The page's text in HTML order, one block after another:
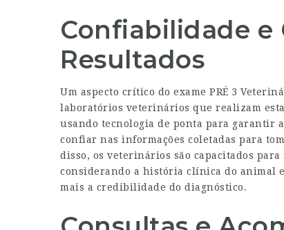
Confiabilidade e
Resultados
Um aspecto crítico do exame PRÉ 3
laboratórios veterinários que realizam
usando tecnologia de ponta para garantir
confiar nas informações coletadas para
disso, os veterinários são capacitados
considerando a história clínica do animal
mais a credibilidade do diagnóstico.